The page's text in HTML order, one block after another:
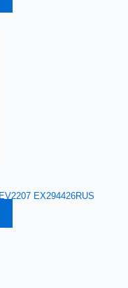
EX294426RUS